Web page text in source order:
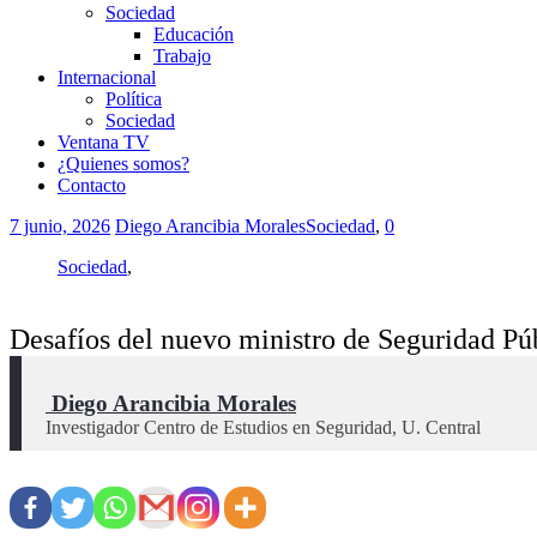
Sociedad
Educación
Trabajo
Internacional
Política
Sociedad
Ventana TV
¿Quienes somos?
Contacto
7 junio, 2026 Diego Arancibia MoralesSociedad, 0
Sociedad,
Desafíos del nuevo ministro de Seguridad
Diego Arancibia Morales
Investigador Centro de Estudios en Seguridad, U. Central